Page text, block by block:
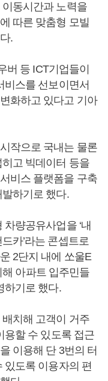
동시간과 노력을
따른 맞춤형 모빌
.
버 등 ICT기업들이
비스를 선보이면서
화하고 있다고 기아
작으로 국내는 물론
고 빅데이터 등을
비스 플랫폼을 구축
하기로 했다.
량공유사업을 ‘내
카’라는 콘셉트로
2단지 내에 쏘울E
아파트 입주민들
하기로 했다.
치해 고객이 거주
용할 수 있도록 접근
이용해 단 3번의 터
있도록 이용자의 편